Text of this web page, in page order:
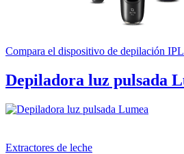
Compara el dispositivo de depilación
Depiladora luz pulsada
Extractores de leche